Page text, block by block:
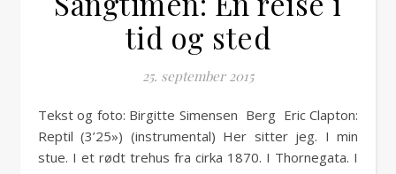
tid og sted
25. september 2015
Tekst og foto: Birgitte Simensen Berg Eric Clapton:
Reptil (3’25») (instrumental) Her sitter jeg. I min
stue. I et rødt trehus fra cirka 1870. I Thornegata. I